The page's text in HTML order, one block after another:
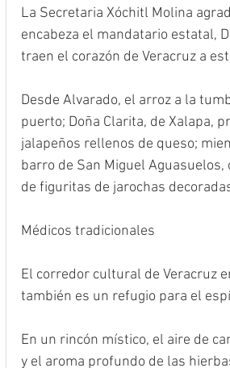
La Secretaria Xóchitl Molina
encabeza el mandatario estatal,
traen el corazón de Veracruz a
Desde Alvarado, el arroz a la
puerto; Doña Clarita, de Xalapa,
jalapeños rellenos de queso;
barro de San Miguel
de figuritas de jarochas
Médicos tradicionales
El corredor cultural de Veracruz
también es un refugio para el
En un rincón místico, el aire de
y el aroma profundo de las